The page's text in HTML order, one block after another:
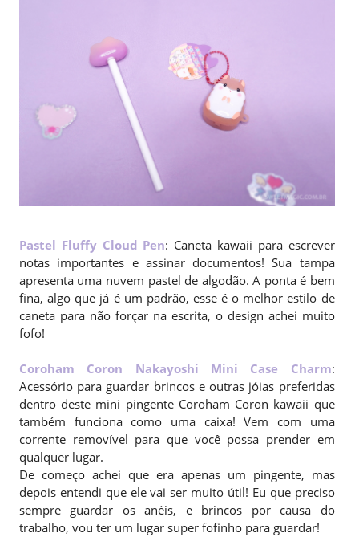
Pastel Fluffy Cloud Pen: Caneta kawaii para escrever
notas importantes e assinar documentos! Sua tampa
apresenta uma nuvem pastel de algodão. A ponta é bem
fina, algo que já é um padrão, esse é o melhor estilo de
caneta para não forçar na escrita, o design achei muito
fofo!
Coroham Coron Nakayoshi Mini Case Charm:
Acessório para guardar brincos e outras jóias preferidas
dentro deste mini pingente Coroham Coron kawaii que
também funciona como uma caixa! Vem com uma
corrente removível para que você possa prender em
qualquer lugar.
De começo achei que era apenas um pingente, mas
depois entendi que ele vai ser muito útil! Eu que preciso
sempre guardar os anéis, e brincos por causa do
trabalho, vou ter um lugar super fofinho para guardar!